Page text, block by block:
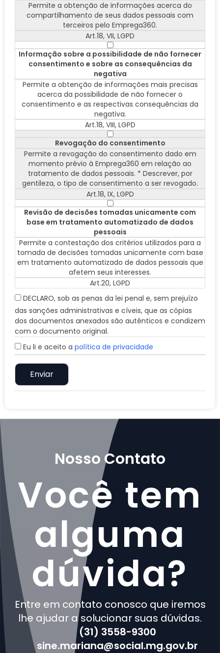
Permite a obtenção de informações acerca do
compartilhamento de seus dados pessoais com
terceiros pelo Emprega360.
Art.18, VII, LGPD
Informação sobre a possibilidade de não fornecer
consentimento e sobre as consequências da
negativa
Permite a obtenção de informações mais precisas
acerca da possibilidade de não fornecer o
consentimento e as respectivas consequências da
negativa.
Art.18, VIII, LGPD
Revogação do consentimento
Permite a revogação do consentimento dado em
momento prévio à Emprega360 em relação ao
tratamento de dados pessoais. * Descrever, por
gentileza, o tipo de consentimento a ser revogado.
Art.18, IX, LGPD
Revisão de decisões tomadas unicamente com
base em tratamento automatizado de dados
pessoais
Permite a contestação dos critérios utilizados para a
tomada de decisões tomadas unicamente com base
em tratamento automatizado de dados pessoais que
afetem seus interesses.
Art.20, LGPD
DECLARO, sob as penas da lei penal e, sem prejuízo
das sanções administrativas e cíveis, que as cópias
dos documentos anexados são autênticos e condizem
com o documento original.
Eu li e aceito a política de privacidade
Nosso Contato
Você tem
alguma
dúvida?
Entre em contato conosco que iremos
lhe ajudar a solucionar suas dúvidas.
(31) 3558-9300
sine.mariana@social.mg.gov.br